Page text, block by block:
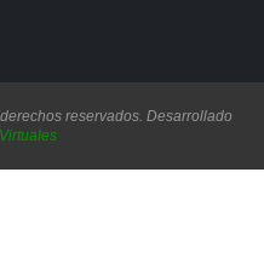
reservados. Desarrollado